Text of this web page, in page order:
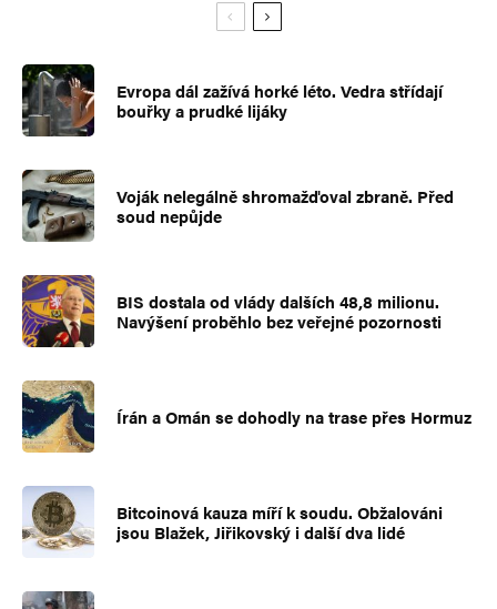
Evropa dál zažívá horké léto. Vedra střídají
bouřky a prudké lijáky
Voják nelegálně shromažďoval zbraně. Před
soud nepůjde
BIS dostala od vlády dalších 48,8 milionu.
Navýšení proběhlo bez veřejné pozornosti
Írán a Omán se dohodly na trase přes Hormuz
Bitcoinová kauza míří k soudu. Obžalováni
jsou Blažek, Jiřikovský i další dva lidé